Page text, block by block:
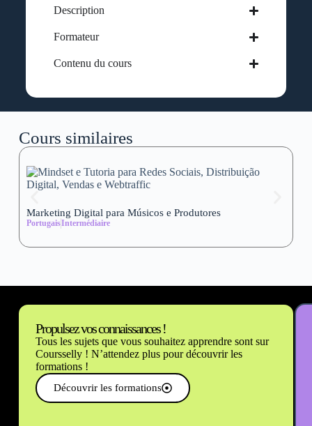
Description
Formateur
Contenu du cours
Cours similaires
Marketing Digital para Músicos e Produtores
PortugaisIntermédiaire
Propulsez vos connaissances !
Tous les sujets que vous souhaitez apprendre sont sur
Coursselly ! N’attendez plus pour découvrir les
formations !
Découvrir les formations